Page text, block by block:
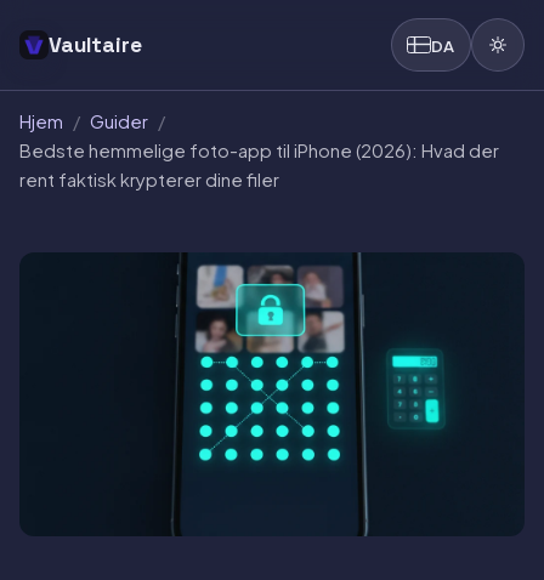
Vaultaire DA
Hjem / Guider /
Bedste hemmelige foto-app til iPhone (2026): Hvad der
rent faktisk krypterer dine filer